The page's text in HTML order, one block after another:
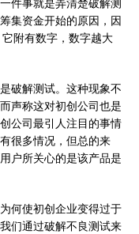
集资金开始的原因，因
附有数字，数字越大
破解测试。这种现象不
声称这对初创公司也是
公司最引人注目的事情
很多情况，但总的来
户所关心的是该产品是
何使初创企业变得过于
们通过破解不良测试来